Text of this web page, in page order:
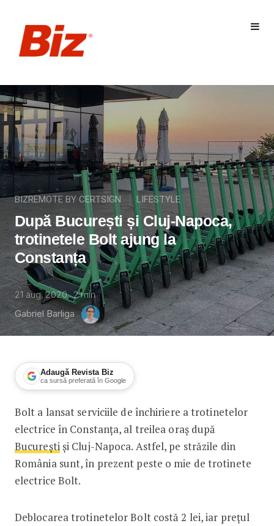
BIZREMOTE BY CERTSIGN LIFESTYLE
După București și Cluj-Napoca,
trotinetele Bolt ajung la
Constanța
21 aug. 2020 2min
Gabriel Barliga
Adaugă Revista Biz
ca sursă preferată în Google
După București și Cluj-Napoca,
Bolt a lansat serviciile de închiriere a trotinetelor
electrice în Constanța, al treilea oraș după
Bucureștiși Cluj-Napoca. Astfel, pe străzile din
România sunt, în prezent peste o mie de trotinete
electrice Bolt.
Deblocarea trotinetelor Bolt costă 2 lei, iar prețul